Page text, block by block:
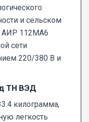
и сельском
АИР 112МА6
сети
220/380 В и
ТН ВЭД
килограмма,
легкость